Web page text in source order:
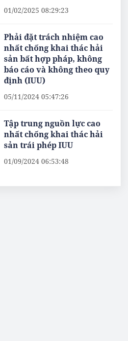
01/02/2025 08:29:23
Phải đặt trách nhiệm cao
nhất chống khai thác hải
sản bất hợp pháp, không
báo cáo và không theo quy
định (IUU)
05/11/2024 05:47:26
Tập trung nguồn lực cao
nhất chống khai thác hải
sản trái phép IUU
01/09/2024 06:53:48